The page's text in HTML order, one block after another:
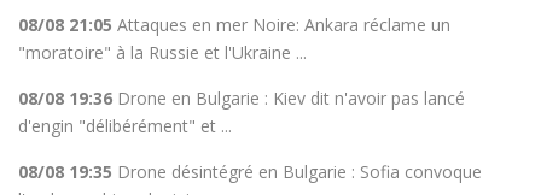
08/08 21:05 Attaques en mer Noire: Ankara réclame un
"moratoire" à la Russie et l'Ukraine ...
08/08 19:36 Drone en Bulgarie : Kiev dit n'avoir pas lancé
d'engin "délibérément" et ...
08/08 19:35 Drone désintégré en Bulgarie : Sofia convoque